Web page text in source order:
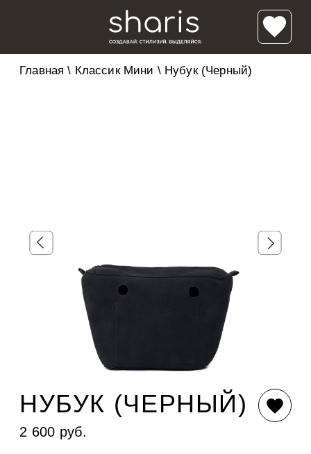
Главная \ Классик Мини \ Нубук (Черный)
НУБУК (ЧЕРНЫЙ)
2 600 руб.